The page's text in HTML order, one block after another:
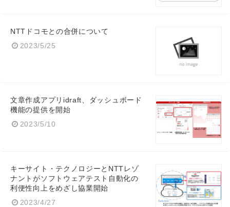
NTTドコモとの合併について
2023/5/25
文章作成アプリidraft、ダッシュボード
機能の提供を開始
2023/5/10
キーサイト・テクノロジーとNTTレゾ
ナントがソフトウェアテスト自動化の
利便性向上をめざし協業開始
2023/4/27
English